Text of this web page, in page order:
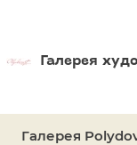
Галерея
Галерея